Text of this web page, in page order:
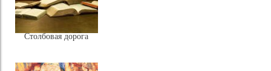
Столбовая дорога